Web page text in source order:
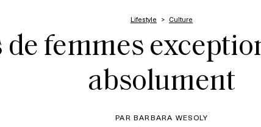
Lifestyle Culture
femmes
absolument
PAR BARBARA WESOLY